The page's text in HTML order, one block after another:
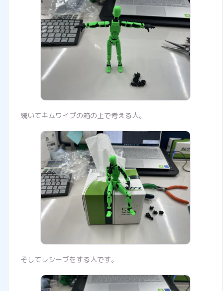
続いてキムワイプの箱の上で考える人。
そしてレシーブをする人です。